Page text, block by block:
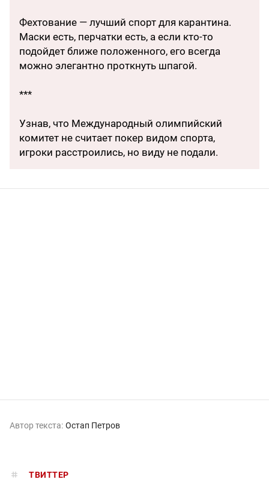
Фехтование — лучший спорт для карантина.
Маски есть, перчатки есть, а если кто-то
подойдет ближе положенного, его всегда
можно элегантно проткнуть шпагой.
***
Узнав, что Международный олимпийский
комитет не считает покер видом спорта,
игроки расстроились, но виду не подали.
Автор текста: Остап Петров
ТВИТТЕР